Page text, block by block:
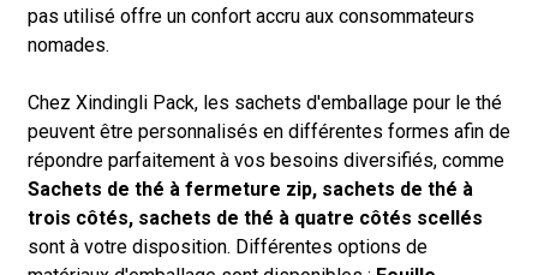
pas utilisé offre un confort accru aux consommateurs
nomades.
Chez Xindingli Pack, les sachets d'emballage pour le thé
peuvent être personnalisés en différentes formes afin de
répondre parfaitement à vos besoins diversifiés, comme
Sachets de thé à fermeture zip, sachets de thé à
trois côtés, sachets de thé à quatre côtés scellés
sont à votre disposition. Différentes options de